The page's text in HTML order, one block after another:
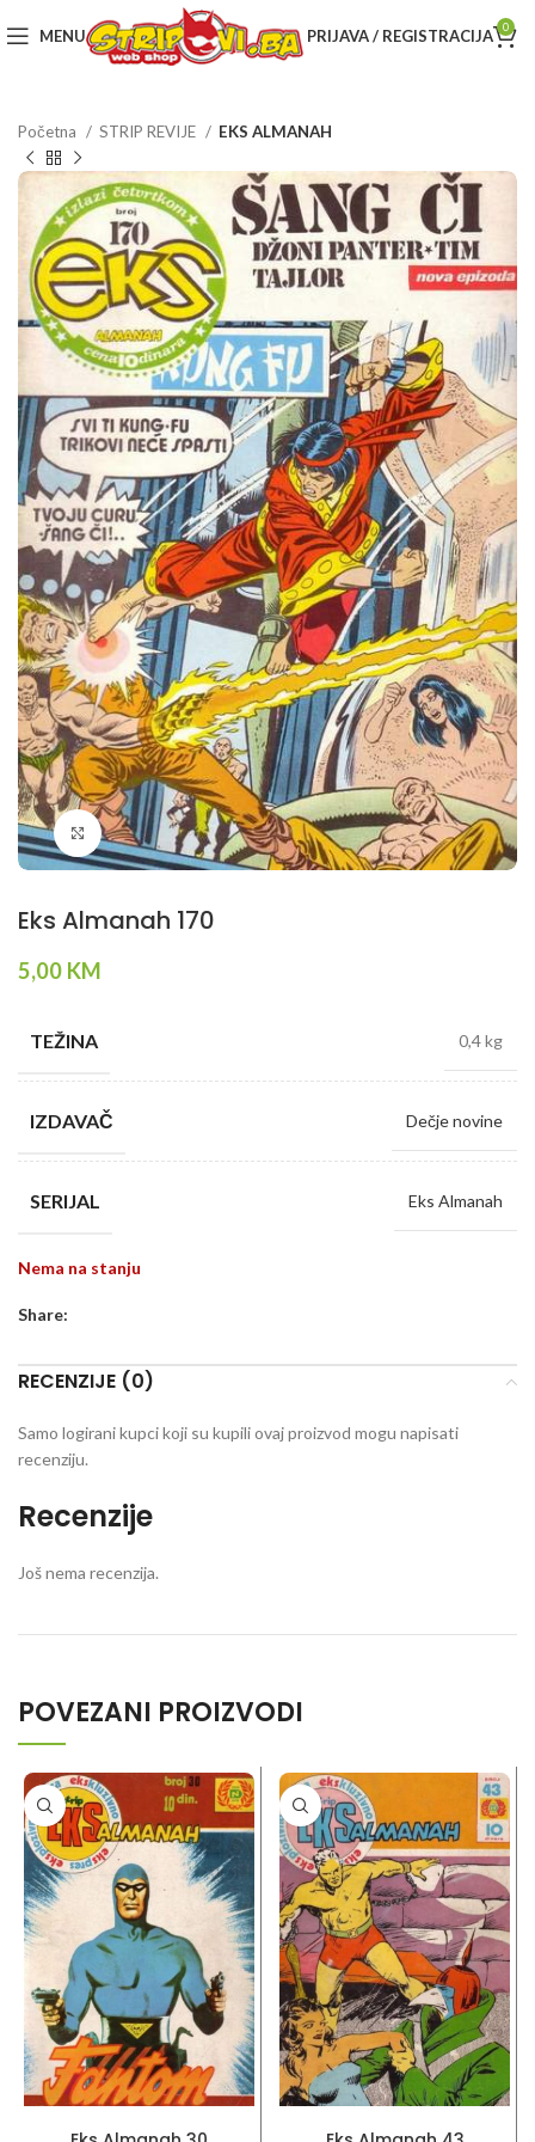
MENU PRIJAVA / REGISTRACIJA 0
Početna STRIP REVIJE EKS ALMANAH
Klikni da povečaš
Eks Almanah 170
5,00 KM
TEŽINA 0,4 kg
IZDAVAČ Dečje novine
SERIJAL Eks Almanah
Nema na stanju
Share:
RECENZIJE (0)
Recenzije
Još nema recenzija.
Samo logirani kupci koji su kupili ovaj proizvod mogu napisati
recenziju.
POVEZANI PROIZVODI